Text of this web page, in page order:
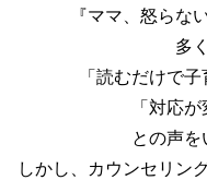
『ママ、怒らな
多
「読むだけで
「対応
との声を
しかし、カウンセリン